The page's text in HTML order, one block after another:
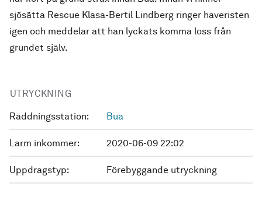
sjösätta Rescue Klasa-Bertil Lindberg ringer haveristen
igen och meddelar att han lyckats komma loss från
grundet själv.
UTRYCKNING
Räddningsstation: Bua
Larm inkommer: 2020-06-09 22:02
Uppdragstyp: Förebyggande utryckning